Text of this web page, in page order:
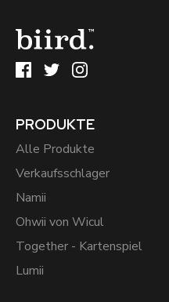
PRODUKTE
Alle Produkte
Verkaufsschlager
Namii
Ohwii von Wicul
Together - Kartenspiel
Lumii